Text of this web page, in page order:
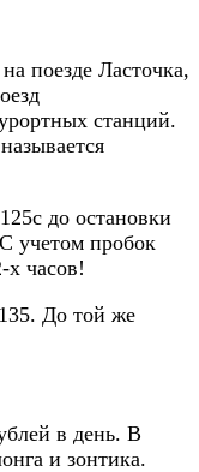
поезде Ласточка,
станций.
до остановки
учетом пробок
х часов!
До той же
в день. В
и зонтика.